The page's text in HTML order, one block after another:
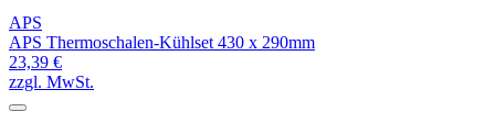
APS
APS Thermoschalen-Kühlset 430 x 290mm
23,39 €
zzgl. MwSt.